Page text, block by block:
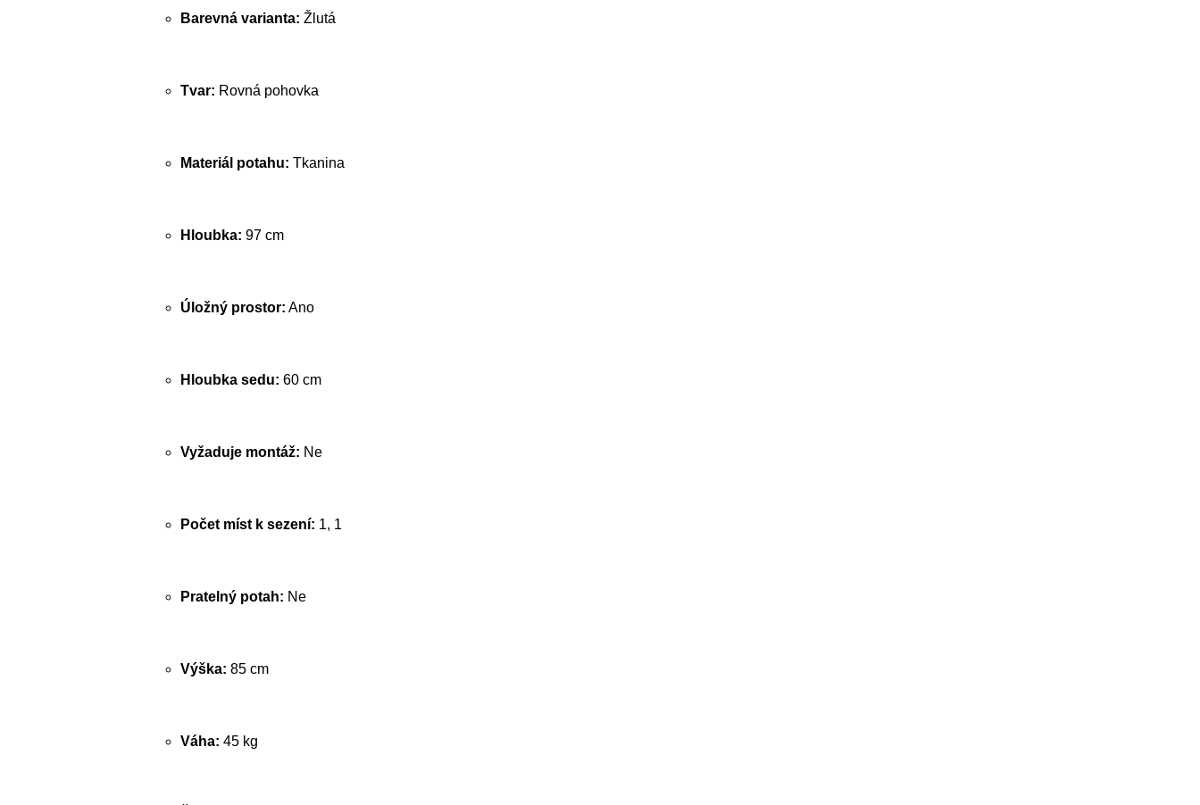
Barevná varianta: Žlutá
Tvar: Rovná pohovka
Materiál potahu: Tkanina
Hloubka: 97 cm
Úložný prostor: Ano
Hloubka sedu: 60 cm
Vyžaduje montáž: Ne
Počet míst k sezení: 1, 1
Pratelný potah: Ne
Výška: 85 cm
Váha: 45 kg